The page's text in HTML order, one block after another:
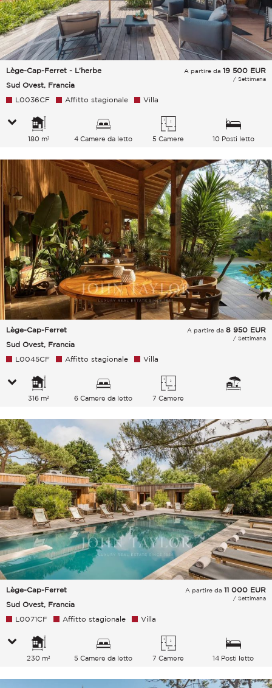
Lège-Cap-Ferret - L'herbe
Sud Ovest, Francia
A partire da 19 500 EUR
/ Settimana
L0036CF Affitto stagionale Villa
180 m² 4 Camere da letto 5 Camere 10 Posti letto
Lège-Cap-Ferret
Sud Ovest, Francia
A partire da 8 950 EUR
/ Settimana
L0045CF Affitto stagionale Villa
316 m² 6 Camere da letto 7 Camere
Lège-Cap-Ferret
Sud Ovest, Francia
A partire da 11 000 EUR
/ Settimana
L0071CF Affitto stagionale Villa
230 m² 5 Camere da letto 7 Camere 14 Posti letto